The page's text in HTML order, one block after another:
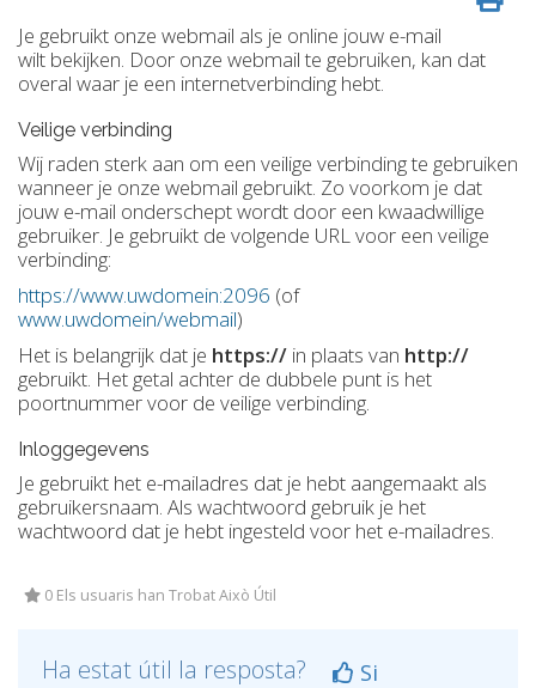
Je gebruikt onze webmail als je online jouw e-mail
wilt bekijken. Door onze webmail te gebruiken, kan dat
overal waar je een internetverbinding hebt.
Veilige verbinding
Wij raden sterk aan om een veilige verbinding te gebruiken
wanneer je onze webmail gebruikt. Zo voorkom je dat
jouw e-mail onderschept wordt door een kwaadwillige
gebruiker. Je gebruikt de volgende URL voor een veilige
verbinding:
https://www.uwdomein:2096 (of
www.uwdomein/webmail)
Het is belangrijk dat je https:// in plaats van http://
gebruikt. Het getal achter de dubbele punt is het
poortnummer voor de veilige verbinding.
Inloggegevens
Je gebruikt het e-mailadres dat je hebt aangemaakt als
gebruikersnaam. Als wachtwoord gebruik je het
wachtwoord dat je hebt ingesteld voor het e-mailadres.
0 Els usuaris han Trobat Això Útil
Ha estat útil la resposta?
Si